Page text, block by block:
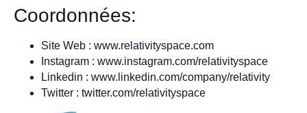
Coordonnées:
Site Web : www.relativityspace.com
Instagram : www.instagram.com/relativityspace
Linkedin : www.linkedin.com/company/relativity
Twitter : twitter.com/relativityspace